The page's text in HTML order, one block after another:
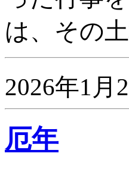
は、その
2026年1月
厄年